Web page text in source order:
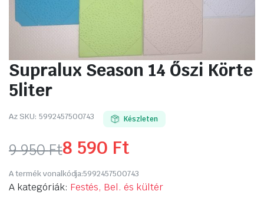
Supralux Season 14 Őszi Körte
5liter
Az SKU: 5992457500743 Készleten
9 950Ft
Original
price
8 590 Ft
Current
price
A termék vonalkódja:5992457500743
A kategóriák: Festés, Bel. és kültér